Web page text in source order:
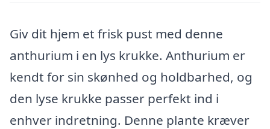
Giv dit hjem et frisk pust med denne
anthurium i en lys krukke. Anthurium er
kendt for sin skønhed og holdbarhed, og
den lyse krukke passer perfekt ind i
enhver indretning. Denne plante kræver